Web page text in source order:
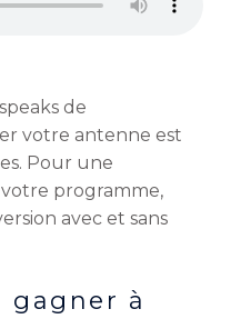
de
votre antenne est
Pour une
programme,
avec et sans
gagner à